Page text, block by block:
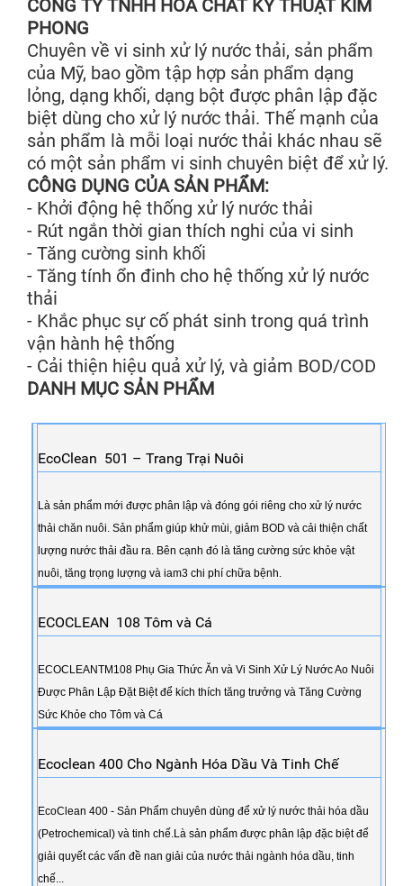
CÔNG TY TNHH HÓA CHẤT KỸ THUẬT KIM
PHONG
Chuyên về vi sinh xử lý nước thải, sản phẩm
của Mỹ, bao gồm tập hợp sản phẩm dạng
lỏng, dạng khối, dạng bột được phân lập đặc
biệt dùng cho xử lý nước thải. Thế mạnh của
sản phẩm là mỗi loại nước thải khác nhau sẽ
có một sản phẩm vi sinh chuyên biệt để xử lý.
CÔNG DỤNG CỦA SẢN PHẨM:
- Khởi động hệ thống xử lý nước thải
- Rút ngắn thời gian thích nghi của vi sinh
- Tăng cường sinh khối
- Tăng tính ổn đinh cho hệ thống xử lý nước
thải
- Khắc phục sự cố phát sinh trong quá trình
vận hành hệ thống
- Cải thiện hiệu quả xử lý, và giảm BOD/COD
DANH MỤC SẢN PHẨM
EcoClean 501 – Trang Trại Nuôi
Là sản phẩm mới được phân lập và đóng gói riêng cho xử lý nước
thải chăn nuôi. Sản phẩm giúp khử mùi, giảm BOD và cải thiện chất
lượng nước thải đầu ra. Bên cạnh đó là tăng cường sức khỏe vật
nuôi, tăng trọng lượng và iam3 chi phí chữa bệnh.
ECOCLEAN 108 Tôm và Cá
ECOCLEANTM108 Phụ Gia Thức Ăn và Vi Sinh Xử Lý Nước Ao Nuôi
Được Phân Lập Đặt Biệt để kích thích tăng trưởng và Tăng Cường
Sức Khỏe cho Tôm và Cá
Ecoclean 400 Cho Ngành Hóa Dầu Và Tinh Chế
EcoClean 400 - Sản Phẩm chuyên dùng để xử lý nước thải hóa dầu
(Petrochemical) và tinh chế.Là sản phẩm được phân lập đặc biệt để
giải quyết các vấn đề nan giải của nước thải ngành hóa dầu, tinh
chế...